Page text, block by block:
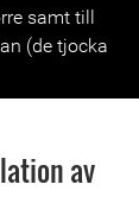
samt till
(de tjocka
av